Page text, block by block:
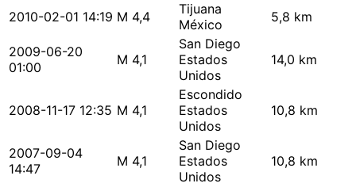
2010-02-01 14:19 M 4,4
Tijuana
México
5,8 km
2009-06-20
01:00
M 4,1
San Diego
Estados
Unidos
14,0 km
2008-11-17 12:35 M 4,1
Escondido
Estados
Unidos
10,8 km
2007-09-04
14:47
M 4,1
San Diego
Estados
Unidos
10,8 km